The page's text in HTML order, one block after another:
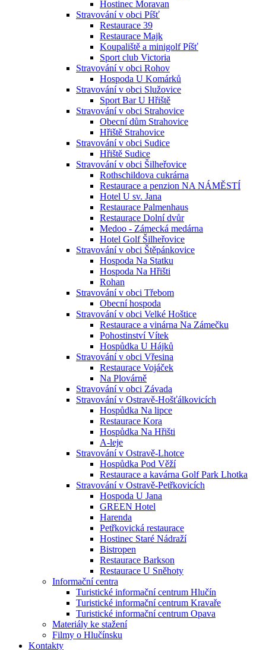
Hostinec Moravan
Stravování v obci Píšť
Restaurace 39
Restaurace Majk
Koupaliště a minigolf Píšť
Sport club Victoria
Stravování v obci Rohov
Hospoda U Komárků
Stravování v obci Služovice
Sport Bar U Hřiště
Stravování v obci Strahovice
Obecní dům Strahovice
Hřiště Strahovice
Stravování v obci Sudice
Hřiště Sudice
Stravování v obci Šilheřovice
Rothschildova cukrárna
Restaurace a penzion NA NÁMĚSTÍ
Hotel U sv. Jana
Restaurace Palmenhaus
Restaurace Dolní dvůr
Medoo - Zámecká medárna
Hotel Golf Šilheřovice
Stravování v obci Štěpánkovice
Hospoda Na Statku
Hospoda Na Hřišti
Rohan
Stravování v obci Třebom
Obecní hospoda
Stravování v obci Velké Hoštice
Restaurace a vinárna Na Zámečku
Pohostinství Vítek
Hospůdka U Hájků
Stravování v obci Vřesina
Restaurace Vojáček
Na Plovárně
Stravování v obci Závada
Stravování v Ostravě-Hošťálkovicích
Hospůdka Na lipce
Restaurace Kora
Hospůdka Na Hřišti
A-leje
Stravování v Ostravě-Lhotce
Hospůdka Pod Věží
Restaurace a kavárna Golf Park Lhotka
Stravování v Ostravě-Petřkovicích
Hospoda U Jana
GREEN Hotel
Harenda
Petřkovická restaurace
Hostinec Staré Nádraží
Bistropen
Restaurace Barkson
Restaurace U Sněhoty
Informační centra
Turistické informační centrum Hlučín
Turistické informační centrum Kravaře
Turistické informační centrum Opava
Materiály ke stažení
Filmy o Hlučínsku
Kontakty